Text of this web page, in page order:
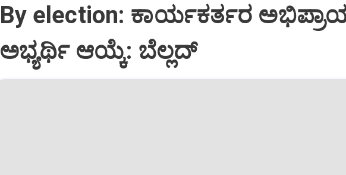
By election: ಕಾರ್ಯಕರ್ತರ
ಅಭ್ಯರ್ಥಿ ಆಯ್ಕೆ: ಬೆಲ್ಲದ್